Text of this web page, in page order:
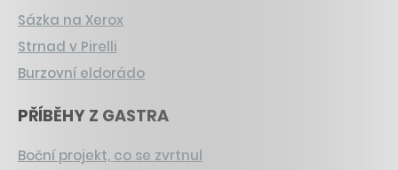
Sázka na Xerox
Strnad v Pirelli
Burzovní eldorádo
PŘÍBĚHY Z GASTRA
Boční projekt, co se zvrtnul